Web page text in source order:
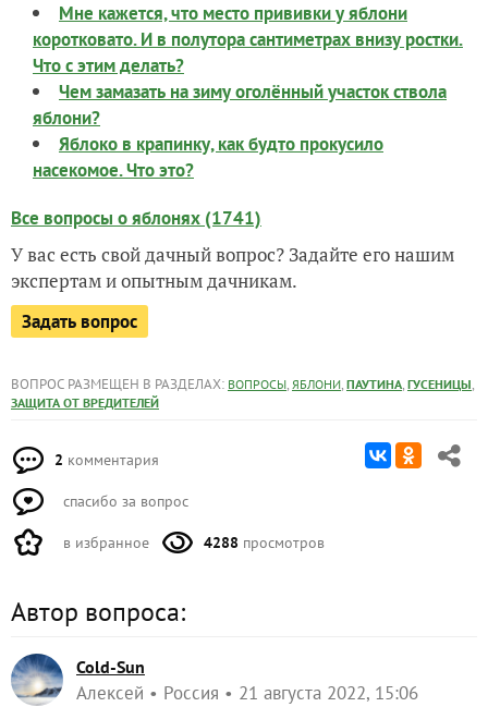
Мне кажется, что место прививки у яблони
коротковато. И в полутора сантиметрах внизу ростки.
Что с этим делать?
Чем замазать на зиму оголённый участок ствола
яблони?
Яблоко в крапинку, как будто прокусило
насекомое. Что это?
Все вопросы о яблонях (1741)
У вас есть свой дачный вопрос? Задайте его нашим
экспертам и опытным дачникам.
Задать вопрос
ВОПРОС РАЗМЕЩЕН В РАЗДЕЛАХ: ВОПРОСЫ, ЯБЛОНИ, ПАУТИНА, ГУСЕНИЦЫ,
ЗАЩИТА ОТ ВРЕДИТЕЛЕЙ
2 комментария
спасибо за вопрос
в избранное 4288 просмотров
Автор вопроса:
Cold-Sun
Алексей Россия 21 августа 2022, 15:06